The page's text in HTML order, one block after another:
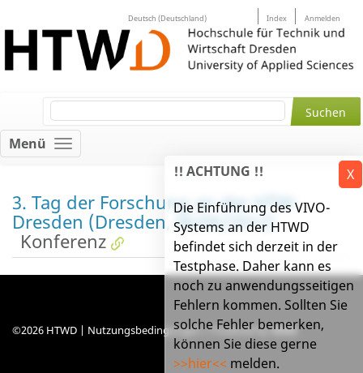
Deutsch (Deutschland) Index Anmelden
X
!! ACHTUNG !!
Die Einführung des VIVO-
Systems an der HTWD
befindet sich derzeit in der
Testphase. Daher kann es
noch zu anwendungsseitigen
Fehlern kommen. Sollten Sie
solche Fehler bemerken,
können Sie diese gerne
>>hier<< melden.
Menü
3. Tag der Forschung an der HTW-
Dresden (Dresden, 06/06/2012)
Konferenz
©2026 HTWD | Nutzungsbedingungen | Powered byVIVO